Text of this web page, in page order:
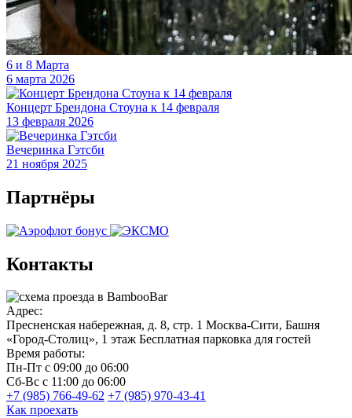
6 и 8 Марта
6 марта 2026
Концерт Брендона Стоуна к 14 февраля
13 февраля 2026
Вечеринка Гэтсби
21 ноября 2025
Партнёры
Контакты
Адрес:
Пресненская набережная, д. 8, стр. 1 Москва-Сити, Башня
«Город-Столиц», 1 этаж Бесплатная парковка для гостей
Время работы:
Пн-Пт с 09:00 до 06:00
Сб-Вс с 11:00 до 06:00
+7 (985) 766-49-62 +7 (985) 970-43-41
Как проехать